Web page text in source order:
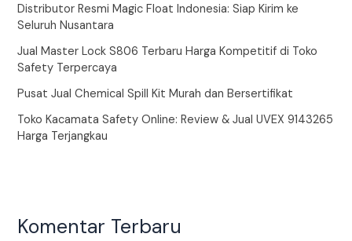
Distributor Resmi Magic Float Indonesia: Siap Kirim ke
Seluruh Nusantara
Jual Master Lock S806 Terbaru Harga Kompetitif di Toko
Safety Terpercaya
Pusat Jual Chemical Spill Kit Murah dan Bersertifikat
Toko Kacamata Safety Online: Review & Jual UVEX 9143265
Harga Terjangkau
Komentar Terbaru